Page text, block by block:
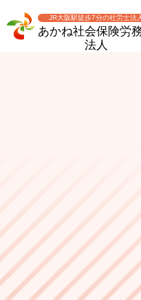
JR大阪駅徒歩7分の社労士法人
あかね社会保険労
法人